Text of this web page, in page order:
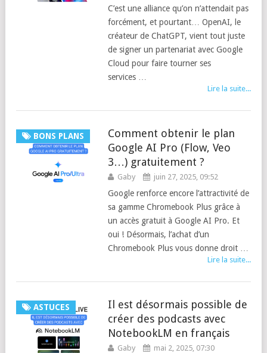
C’est une alliance qu’on n’attendait pas
forcément, et pourtant… OpenAI, le
créateur de ChatGPT, vient tout juste
de signer un partenariat avec Google
Cloud pour faire tourner ses
services …
Lire la suite...
BONS PLANS
Comment obtenir le plan
Google AI Pro (Flow, Veo
3…) gratuitement ?
Gaby juin 27, 2025, 09:52
Google renforce encore l’attractivité de
sa gamme Chromebook Plus grâce à
un accès gratuit à Google AI Pro. Et
oui ! Désormais, l’achat d’un
Chromebook Plus vous donne droit …
Lire la suite...
ASTUCES
Il est désormais possible de
créer des podcasts avec
NotebookLM en français
Gaby mai 2, 2025, 07:30